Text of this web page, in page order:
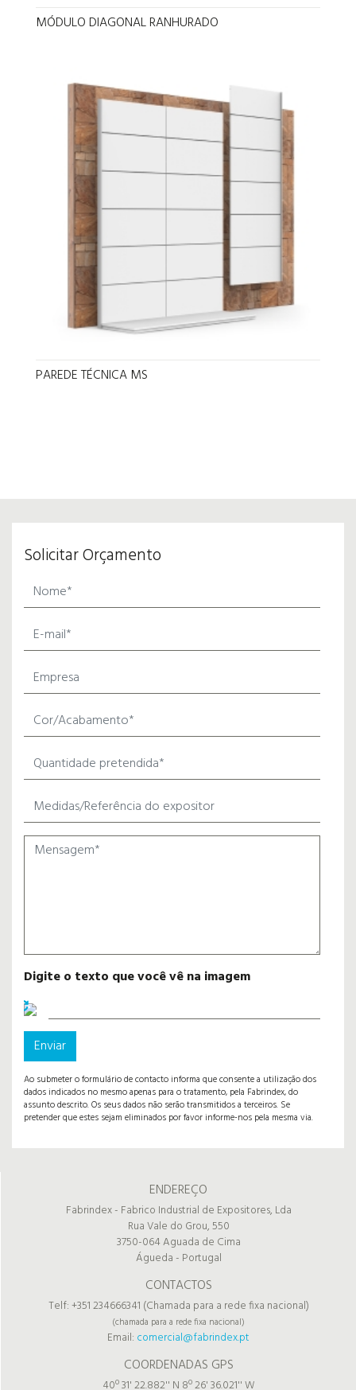
MÓDULO DIAGONAL RANHURADO
PAREDE TÉCNICA MS
Solicitar Orçamento
Digite o texto que você vê na imagem
Enviar
Ao submeter o formulário de contacto informa que consente a utilização dos
dados indicados no mesmo apenas para o tratamento, pela Fabrindex, do
assunto descrito. Os seus dados não serão transmitidos a terceiros. Se
pretender que estes sejam eliminados por favor informe-nos pela mesma via.
ENDEREÇO
Fabrindex - Fabrico Industrial de Expositores, Lda
Rua Vale do Grou, 550
3750-064 Aguada de Cima
Águeda - Portugal
CONTACTOS
Telf: +351 234666341 (Chamada para a rede fixa nacional)
(chamada para a rede fixa nacional)
Email: comercial@fabrindex.pt
COORDENADAS GPS
40º 31' 22.882'' N 8º 26' 36.021'' W